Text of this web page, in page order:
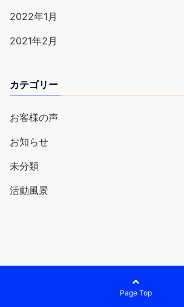
2022年1月
2021年2月
カテゴリー
お客様の声
お知らせ
未分類
活動風景
Page Top